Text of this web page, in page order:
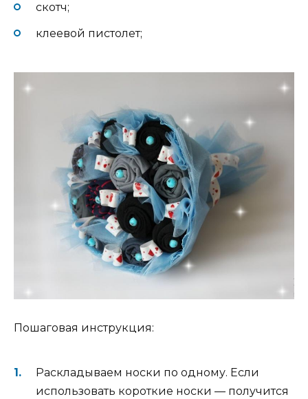
скотч;
клеевой пистолет;
Пошаговая инструкция:
Раскладываем носки по одному. Если
использовать короткие носки — получится